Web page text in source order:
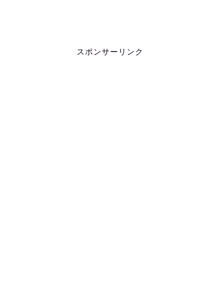
スポンサーリンク